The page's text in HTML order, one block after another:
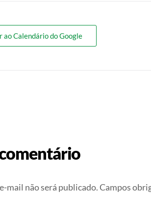
ao Calendário do Google
mail não será publicado.Campos